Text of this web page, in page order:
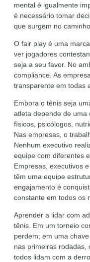
mental é igualmente
é necessário tomar
que surgem no
O fair play é uma
ver jogadores
seja a seu favor. No
compliance. As
transparente em todas
Embora o tênis seja
atleta depende de
físicos, psicólogos,
Nas empresas, o
Nenhum executivo
equipe com diferentes
Empresas, executivos
têm uma equipe
engajamento é
constante em todos os
Aprender a lidar com
tênis. Em um torneio
perdem; em uma
nas primeiras rodadas,
todos lidam com a